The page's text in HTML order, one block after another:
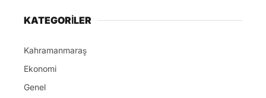
KATEGORİLER
Kahramanmaraş
Ekonomi
Genel